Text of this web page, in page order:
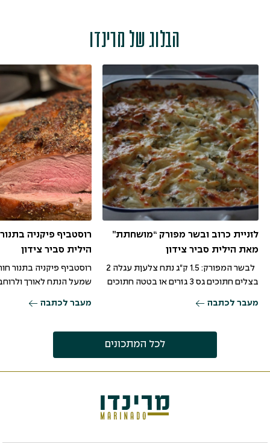
הבלוג של מרינדו
לזניית כרוב ובשר מפורק “מושחתת”
מאת הילית סביר צידון
לבשר המפורק: 1.5 ק"ג נתח צלעןת עגלה 2
בצלים חתוכים גס 3 גזרים או בטטה חתוכים
מעבר לכתבה
רוסטביף פיקניה
הילית סביר צידון
רוסטביף פיקניה בתנור
שמעל הנתח לאורך
מעבר לכתבה
לכל המתכונים